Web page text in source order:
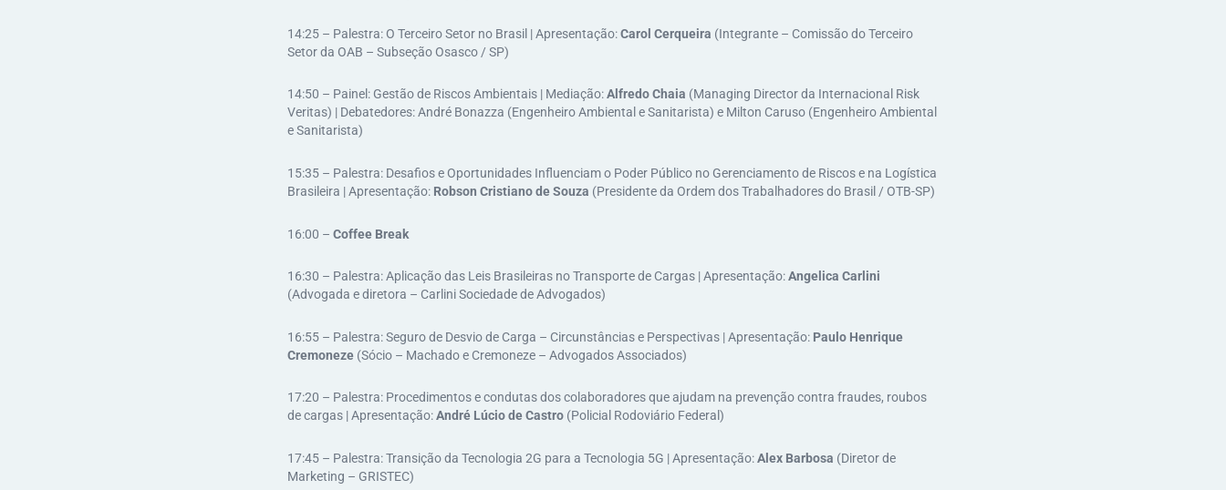
14:25 – Palestra: O Terceiro Setor no Brasil | Apresentação:Carol Cerqueira (Integrante – Comissão do Terceiro
Setor da OAB – Subseção Osasco / SP)​
14:50 – Painel: Gestão de Riscos Ambientais | Mediação:Alfredo Chaia (Managing Director da Internacional Risk
Veritas) | Debatedores: André Bonazza (Engenheiro Ambiental e Sanitarista​) e Milton Caruso (Engenheiro Ambiental
e Sanitarista​)
15:35 – Palestra: Desafios e Oportunidades Influenciam o Poder Público no Gerenciamento de Riscos e na Logística
Brasileira | Apresentação: Robson Cristiano de Souza (Presidente da Ordem dos Trabalhadores do Brasil / OTB-SP)
​16:00 – Coffee Break
16:30 – Palestra: Aplicação das Leis Brasileiras no Transporte de Cargas | Apresentação:Angelica Carlini
(Advogada e diretora – Carlini Sociedade de Advogados​)
16:55 – Palestra: Seguro de Desvio de Carga – Circunstâncias e Perspectivas | Apresentação: Paulo Henrique
Cremoneze(Sócio – Machado e Cremoneze – Advogados Associados​)
17:20 – Palestra: Procedimentos e condutas dos colaboradores que ajudam na prevenção contra fraudes, roubos
de cargas | Apresentação:André Lúcio de Castro(Policial Rodoviário Federal)
17:45 – Palestra: Transição da Tecnologia 2G para a Tecnologia 5G | Apresentação:Alex Barbosa (Diretor de
Marketing – GRISTEC)